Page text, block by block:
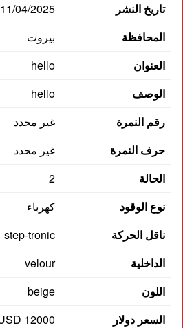
تاريخ النشر
11/04/2025 14:20
المحافظة
بيروت
العنوان
hello
الوصف
hello
رقم النمرة
غير محدد
حرف النمرة
غير محدد
الحالة
2
نوع الوقود
كهرباء
ناقل الحركة
step-tronic
الداخلية
velour
اللون
beige
السعر دولار
12000 USD